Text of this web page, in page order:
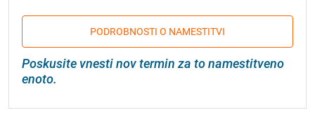
PODROBNOSTI O NAMESTITVI
Poskusite vnesti nov termin za to namestitveno
enoto.